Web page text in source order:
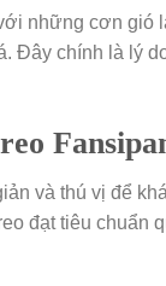
những cơn gió
Đây chính là lý
và thú vị để
đạt tiêu chuẩn